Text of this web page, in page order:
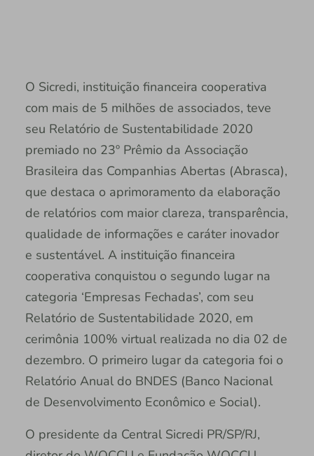
O Sicredi, instituição financeira cooperativa
com mais de 5 milhões de associados, teve
seu Relatório de Sustentabilidade 2020
premiado no 23º Prêmio da Associação
Brasileira das Companhias Abertas (Abrasca),
que destaca o aprimoramento da elaboração
de relatórios com maior clareza, transparência,
qualidade de informações e caráter inovador
e sustentável. A instituição financeira
cooperativa conquistou o segundo lugar na
categoria ‘Empresas Fechadas’, com seu
Relatório de Sustentabilidade 2020, em
cerimônia 100% virtual realizada no dia 02 de
dezembro. O primeiro lugar da categoria foi o
Relatório Anual do BNDES (Banco Nacional
de Desenvolvimento Econômico e Social).
O presidente da Central Sicredi PR/SP/RJ,